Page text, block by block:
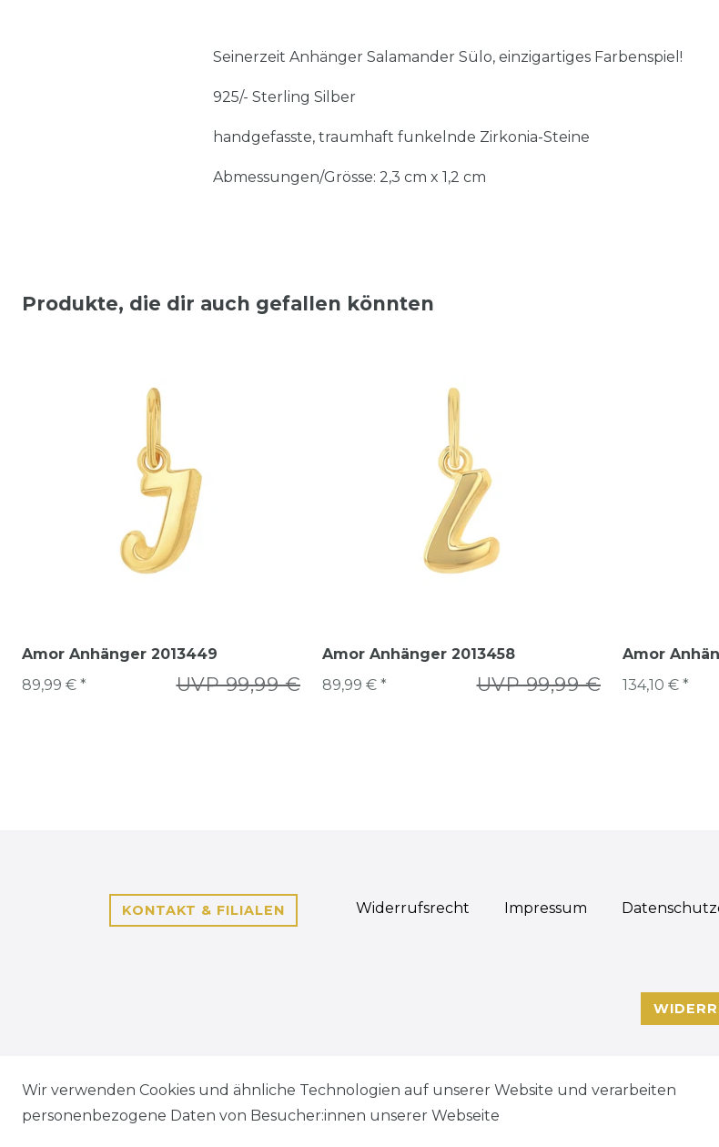
Seinerzeit Anhänger Salamander Sülo, einzigartiges Farbenspiel!
925/- Sterling Silber
handgefasste, traumhaft funkelnde Zirkonia-Steine
Abmessungen/Grösse: 2,3 cm x 1,2 cm
Produkte, die dir auch gefallen könnten
Amor Anhänger 2013449
UVP 99,99 €
89,99 € *
Amor Anhänger 2013458
UVP 99,99 €
89,99 € *
Amor
134,10 € *
KONTAKT & FILIALEN Widerrufs­recht Impressum
Wir verwenden Cookies und ähnliche Technologien auf unserer Website und verarbeiten
personenbezogene Daten von Besucher:innen unserer Webseite